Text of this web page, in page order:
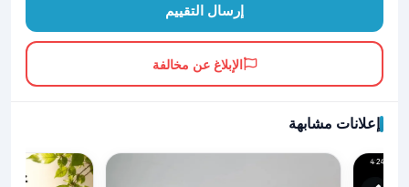
إرسال التقييم
الإبلاغ عن مخالفة
إعلانات مشابهة